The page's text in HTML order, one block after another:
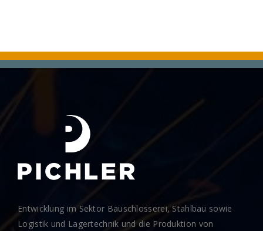
Entwicklung im Sektor Bauschlosserei, Stahlbau sowie
Logistik und Lagertechnik und die Produktion von